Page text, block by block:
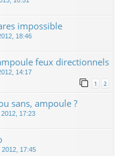
impossible
18:46
feux directionnels
14:17
1 2
sans, ampoule ?
17:23
2012, 17:45